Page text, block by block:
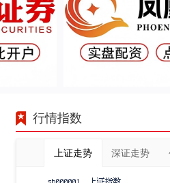
行情指数
上证走势 深证走势